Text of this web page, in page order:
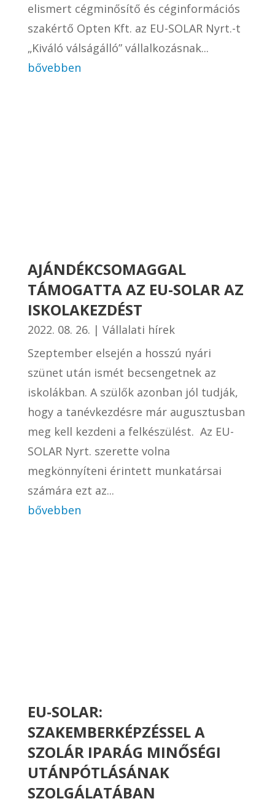
elismert cégminősítő és céginformációs
szakértő Opten Kft. az EU-SOLAR Nyrt.-t
„Kiváló válságálló” vállalkozásnak...
bővebben
AJÁNDÉKCSOMAGGAL
TÁMOGATTA AZ EU-SOLAR AZ
ISKOLAKEZDÉST
2022. 08. 26. | Vállalati hírek
Szeptember elsején a hosszú nyári
szünet után ismét becsengetnek az
iskolákban. A szülők azonban jól tudják,
hogy a tanévkezdésre már augusztusban
meg kell kezdeni a felkészülést. Az EU-
SOLAR Nyrt. szerette volna
megkönnyíteni érintett munkatársai
számára ezt az...
bővebben
EU-SOLAR:
SZAKEMBERKÉPZÉSSEL A
SZOLÁR IPARÁG MINŐSÉGI
UTÁNPÓTLÁSÁNAK
SZOLGÁLATÁBAN